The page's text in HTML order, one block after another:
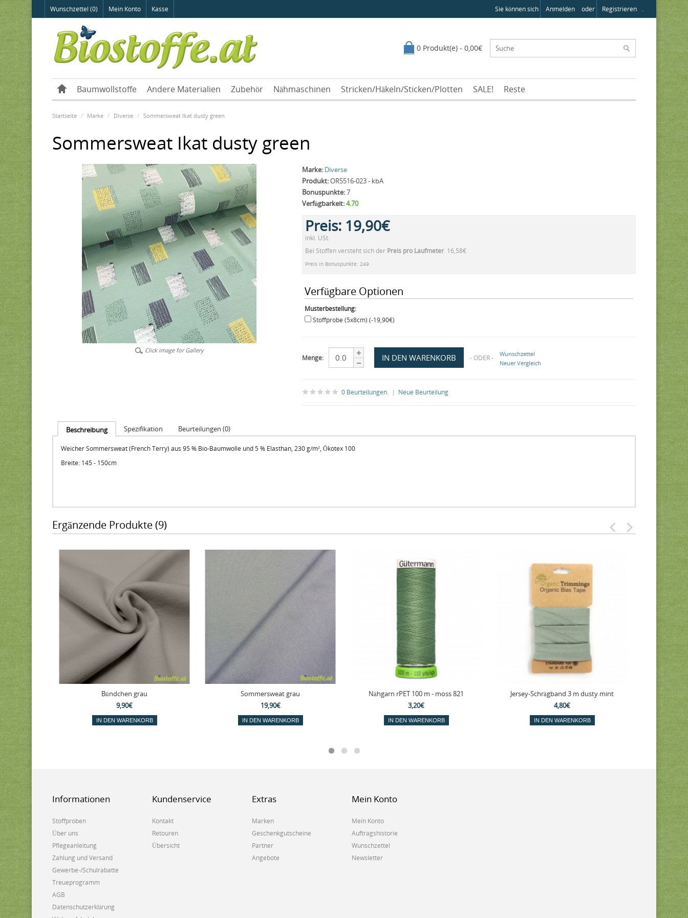
Wunschzettel (0) Mein Konto Kasse Sie können sich Anmelden oder Registrieren .
0 Produkt(e) - 0,00€
Baumwollstoffe Andere Materialien Zubehör Nähmaschinen Stricken/Häkeln/Sticken/Plotten SALE! Reste
Startseite Marke Diverse Sommersweat Ikat dusty green
Sommersweat Ikat dusty green
Click image for Gallery
Marke: Diverse
Produkt:OR5516-023 - kbA
Bonuspunkte:7
Verfügbarkeit:4.70
Preis: 19,90€
inkl. USt.
Bei Stoffen versteht sich der Preis pro Laufmeter. 16,58€
Preis in Bonuspunkte: 249
Verfügbare Optionen
Musterbestellung:
Stoffprobe (5x8cm) (-19,90€)
Menge: - ODER -
Wunschzettel
Neuer Vergleich
0 Beurteilungen.| Neue Beurteilung
Beschreibung Spezifikation Beurteilungen (0)
Weicher Sommersweat (French Terry) aus 95 % Bio-Baumwolle und 5 % Elasthan, 230 g/m², Ökotex 100
Breite: 145 - 150cm
Ergänzende Produkte (9)
Bündchen grau
9,90€
IN DEN WARENKORB
Sommersweat grau
19,90€
IN DEN WARENKORB
Nähgarn rPET 100 m - moss 821
3,20€
IN DEN WARENKORB
Jersey-Schrägband 3 m dusty mint
4,80€
IN DEN WARENKORB
Informationen
Stoffproben
Über uns
Pflegeanleitung
Zahlung und Versand
Gewerbe-/Schulrabatte
Treueprogramm
AGB
Datenschutzerklärung
Kundenservice
Kontakt
Retouren
Übersicht
Extras
Marken
Geschenkgutscheine
Partner
Angebote
Mein Konto
Mein Konto
Auftragshistorie
Wunschzettel
Newsletter